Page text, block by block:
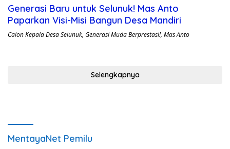
Generasi Baru untuk Selunuk! Mas Anto
Paparkan Visi-Misi Bangun Desa Mandiri
Calon Kepala Desa Selunuk, Generasi Muda Berprestasi!, Mas Anto
Selengkapnya
MentayaNet Pemilu